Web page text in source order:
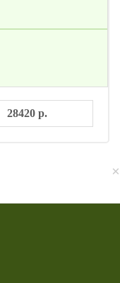
28420 р.
×